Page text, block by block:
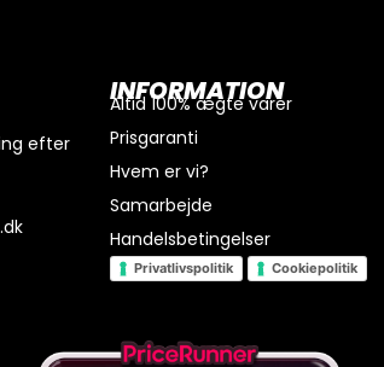
efter
INFORMATION
Altid 100% ægte varer
Prisgaranti
Hvem er vi?
Samarbejde
Handelsbetingelser
Privatlivspolitik Cookiepolitik